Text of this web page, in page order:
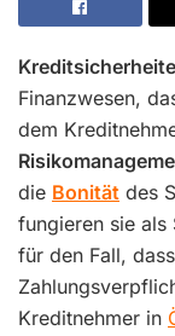
Finanzwesen,
dem
die Bonität des
fungieren sie als
für den Fall,
Kreditnehmer in